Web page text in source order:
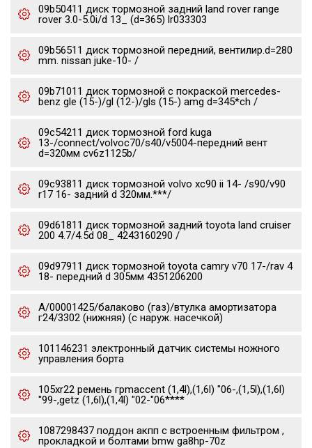
09b50411 диск тормозной задний land rover range
rover 3.0-5.0i/d 13_ (d=365) lr033303
09b56511 диск тормозной передний, вентилир.d=280
mm. nissan juke-10- /
09b71011 диск тормозной с покраской mercedes-
benz gle (15-)/gl (12-)/gls (15-) amg d=345*ch /
09c54211 диск тормозной ford kuga
13-/connect/volvoc70/s40/v5004-передний вент
d=320мм cv6z1125b/
09c93811 диск тормозной volvo xc90 ii 14- /s90/v90
r17 16- задний d 320мм.***/
09d61811 диск тормозной задний toyota land cruiser
200 4.7/4.5d 08_ 4243160290 /
09d97911 диск тормозной toyota camry v70 17-/rav 4
18- передний d 305мм 4351206200
А/00001425/балаково (газ)/втулка амортизатора
г24/3302 (нижняя) (с наруж. насечкой)
101146231 электронный датчик системы ножного
управления борта
105xr22 ремень грmaccent (1,4l),(1,6l) "06-,(1,5l),(1,6l)
"99-,getz (1,6l),(1,4l) "02-"06****
1087298437 поддон акпп с встроенным фильтром ,
прокладкой и болтами bmw ga8hp-70z